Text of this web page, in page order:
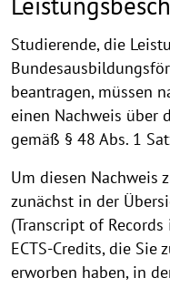
Studierende, die
beantragen, müssen
einen Nachweis über
gemäß § 48 Abs. 1
Um diesen Nachweis
zunächst in der
(Transcript of Records
ECTS-Credits, die Sie
erworben haben, in